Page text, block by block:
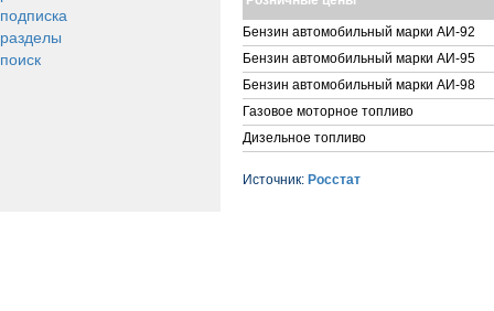
подписка
разделы
поиск
Бензин автомобильный марки АИ-92
Бензин автомобильный марки АИ-95
Бензин автомобильный марки АИ-98
Газовое моторное топливо
Дизельное топливо
Источник: Росстат